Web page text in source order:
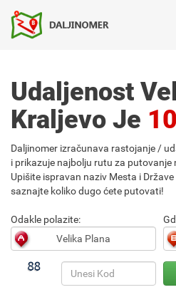
Udaljenost
Kraljevo Je
Daljinomer izračunava rastojanje /
i prikazuje najbolju rutu za putovanje
Upišite ispravan naziv Mesta i
saznajte koliko dugo ćete putovati!
Odakle polazite: